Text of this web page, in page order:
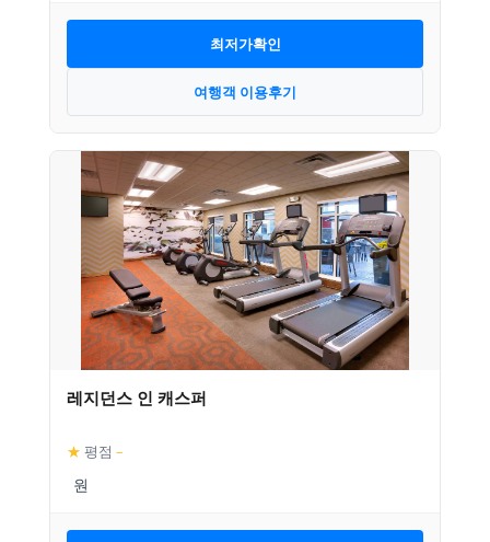
최저가확인
여행객 이용후기
레지던스 인 캐스퍼
★ 평점 –